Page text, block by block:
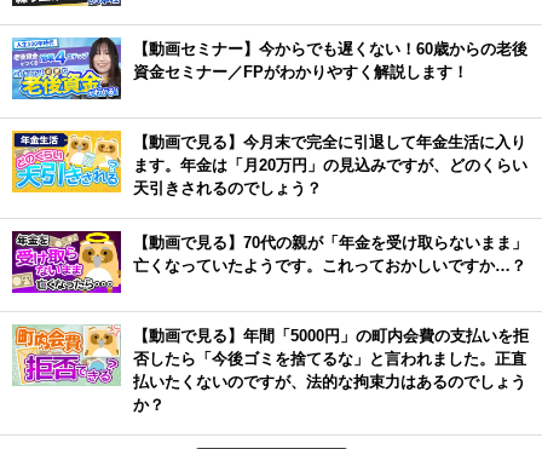
【動画セミナー】今からでも遅くない！60歳からの老後
資金セミナー／FPがわかりやすく解説します！
【動画で見る】今月末で完全に引退して年金生活に入り
ます。年金は「月20万円」の見込みですが、どのくらい
天引きされるのでしょう？
【動画で見る】70代の親が「年金を受け取らないまま」
亡くなっていたようです。これっておかしいですか…？
【動画で見る】年間「5000円」の町内会費の支払いを拒
否したら「今後ゴミを捨てるな」と言われました。正直
払いたくないのですが、法的な拘束力はあるのでしょう
か？